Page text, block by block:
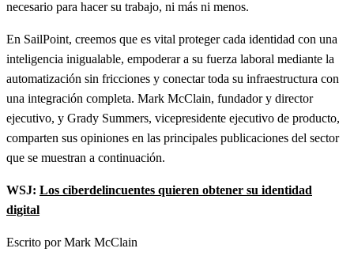
necesario para hacer su trabajo, ni más ni menos.
En SailPoint, creemos que es vital proteger cada identidad con una
inteligencia inigualable, empoderar a su fuerza laboral mediante la
automatización sin fricciones y conectar toda su infraestructura con
una integración completa. Mark McClain, fundador y director
ejecutivo, y Grady Summers, vicepresidente ejecutivo de producto,
comparten sus opiniones en las principales publicaciones del sector
que se muestran a continuación.
WSJ: Los ciberdelincuentes quieren obtener su identidad
digital
Escrito por Mark McClain